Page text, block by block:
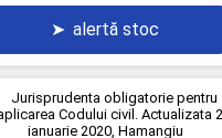
➤ alertă stoc